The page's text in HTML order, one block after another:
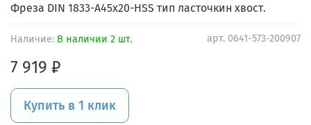
арт. 0641-573-200907
Наличие: В наличии 2 шт.
7 919 ₽
Купить в 1 клик
Фреза DIN 1833-A45x20-HSS тип ласточкин хвост.